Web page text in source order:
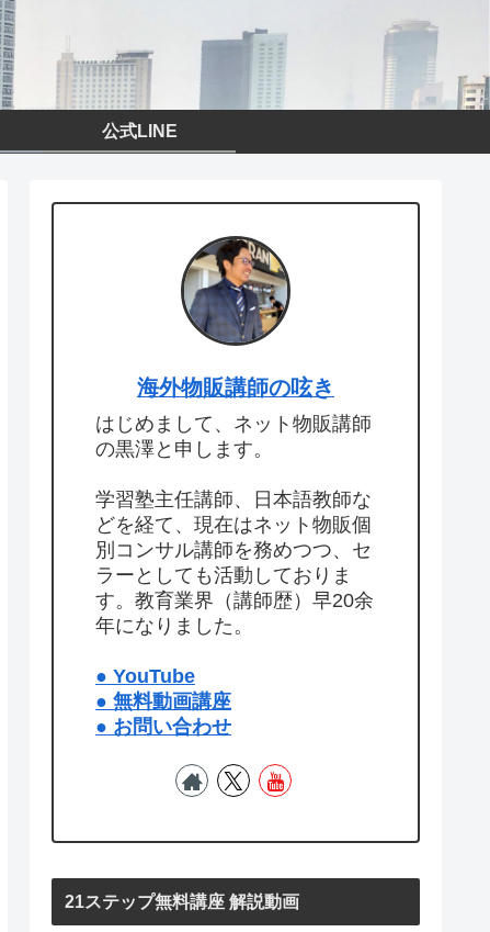
公式LINE
海外物販講師の呟き
はじめまして、ネット物販講師
の黒澤と申します。
学習塾主任講師、日本語教師な
どを経て、現在はネット物販個
別コンサル講師を務めつつ、セ
ラーとしても活動しておりま
す。教育業界（講師歴）早20余
年になりました。
● YouTube
● 無料動画講座
● お問い合わせ
21ステップ無料講座 解説動画